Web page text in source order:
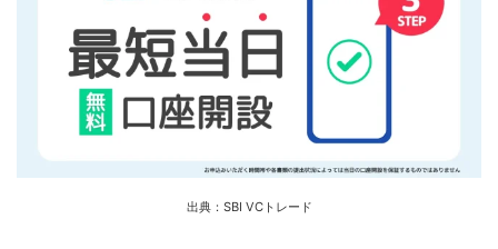
出典： SBI VCトレード